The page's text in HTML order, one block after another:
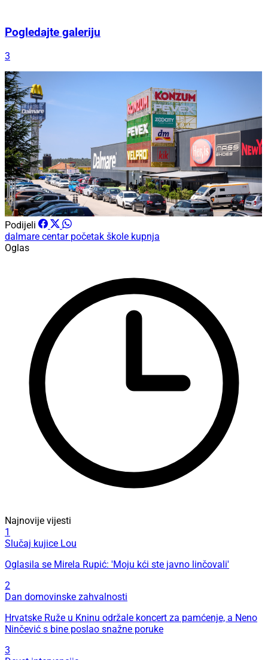
Pogledajte galeriju
3
Podijeli
dalmare centar početak škole kupnja
Oglas
Najnovije vijesti
1
Slučaj kujice Lou
Oglasila se Mirela Rupić: 'Moju kći ste javno linčovali'
2
Dan domovinske zahvalnosti
Hrvatske Ruže u Kninu održale koncert za pamćenje, a Neno
Ninčević s bine poslao snažne poruke
3